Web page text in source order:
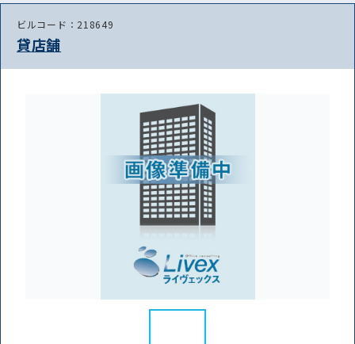
ビルコード：218649
貸店舗